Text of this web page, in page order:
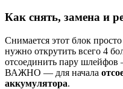
Как снять, замена и
Снимается этот блок
нужно открутить всего 4
отсоединить пару шлейфов
ВАЖНО — для начала
аккумулятора.